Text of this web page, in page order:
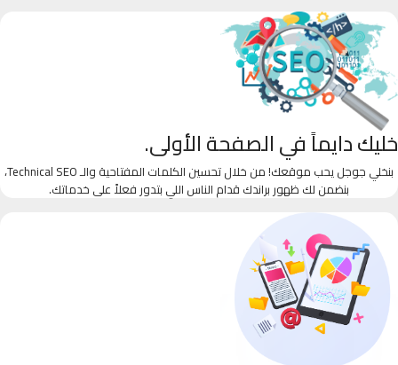
خليك دايماً في الصفحة الأولى.
بنخلي جوجل يحب موقعك! من خلال تحسين الكلمات المفتاحية والـ Technical SEO،
بنضمن لك ظهور براندك قدام الناس اللي بتدور فعلاً على خدماتك.